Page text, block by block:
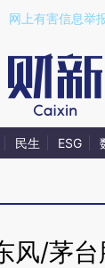
网上有害信息举
民生 ESG
风/茅